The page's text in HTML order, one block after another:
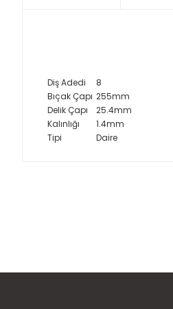
Diş Adedi
8
Bıçak Çapı 255mm
Delik Çapı
25.4mm
Kalınlığı
1.4mm
Tipi
Daire
Ürün bilgilerinde hatalar